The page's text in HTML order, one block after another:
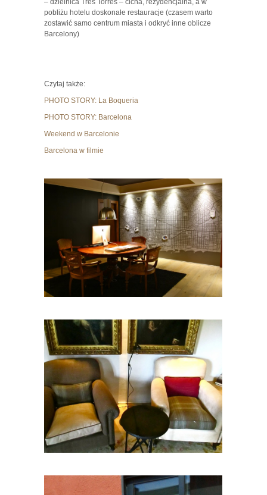
pobliżu hotelu doskonałe restauracje (czasem warto
zostawić samo centrum miasta i odkryć inne oblicze
Barcelony)
Czytaj także:
PHOTO STORY: La Boqueria
PHOTO STORY: Barcelona
Weekend w Barcelonie
Barcelona w filmie